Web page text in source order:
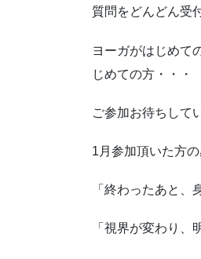
質問をどんどん受
ヨーガがはじめて
じめての方・・・
ご参加お待ちして
1月参加頂いた方
「終わったあと、
「視界が変わり、